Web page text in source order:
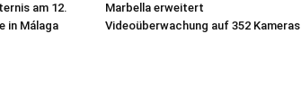
am 12.
in Málaga
Marbella erweitert
Videoüberwachung auf 352 Kameras